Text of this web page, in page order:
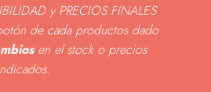
y PRECIOS FINALES
de cada productos dado
en el stock o precios
.